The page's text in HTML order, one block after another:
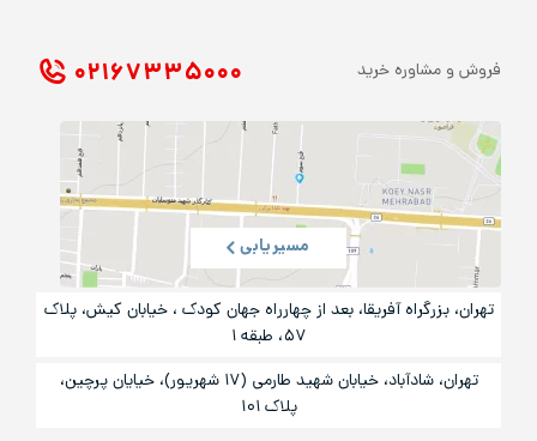
فروش و مشاوره خرید ۰۲۱ ۶۷۳۳۵۰۰۰
مسیریابی
تهران، بزرگراه آفریقا، بعد از چهارراه جهان کودک ، خیابان کیش، پلاک
۵۷، طبقه ۱
تهران، شادآباد، خیابان شهید طارمی (۱۷ شهریور)، خیایان پرچین،
پلاک ۱۰۱